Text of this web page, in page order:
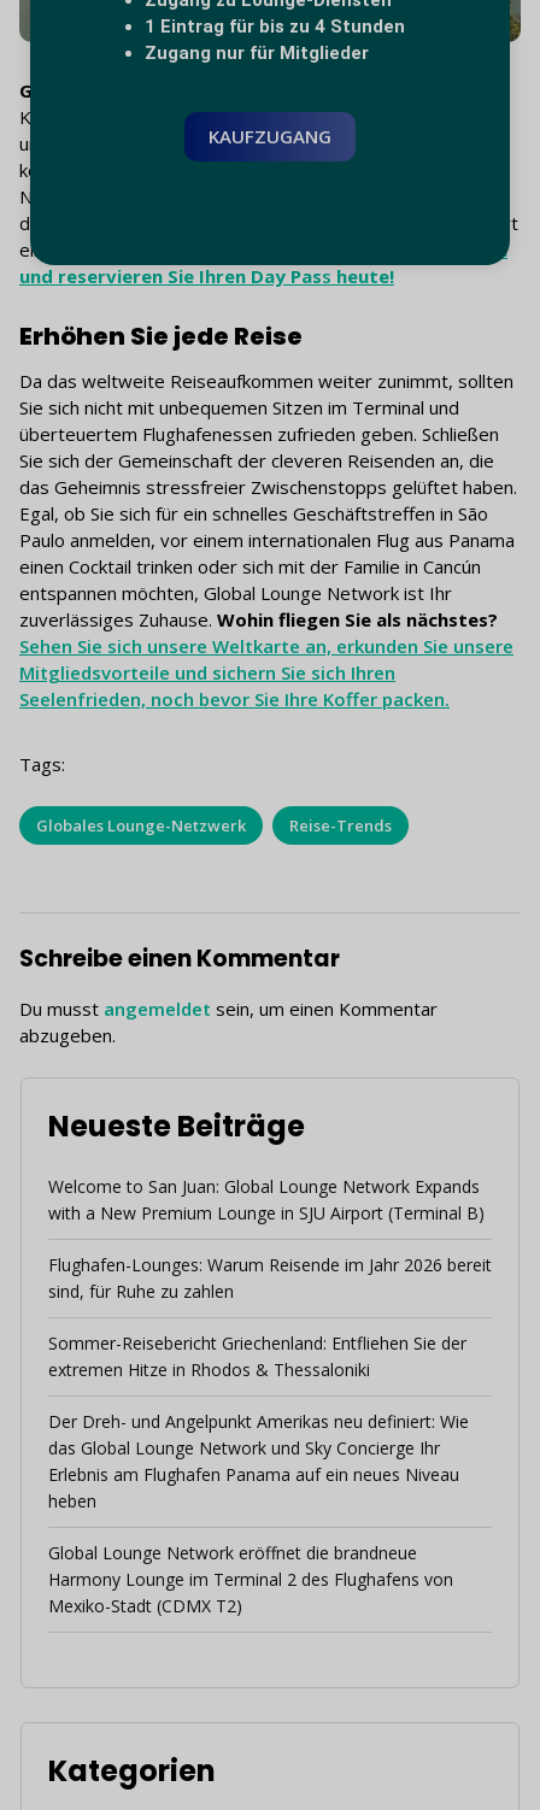
Global Lounge Network Tagespässe -
Kurzurlauber, Familien oder Reisende, die einen
unerwarteten, langen Zwischenstopp einlegen müssen. Sie
können ganz einfach eine Tageskarte zur einmaligen
Nutzung direkt über unsere Website erwerben, mit der Sie
den Fluglärm hinter sich lassen und in den Premium-Komfort
einsteigen können.
Suchen Sie Ihren nächsten Flughafen
und reservieren Sie Ihren Day Pass heute!
Erhöhen Sie jede Reise
Da das weltweite Reiseaufkommen weiter zunimmt, sollten
Sie sich nicht mit unbequemen Sitzen im Terminal und
überteuertem Flughafenessen zufrieden geben. Schließen
Sie sich der Gemeinschaft der cleveren Reisenden an, die
das Geheimnis stressfreier Zwischenstopps gelüftet haben.
Egal, ob Sie sich für ein schnelles Geschäftstreffen in São
Paulo anmelden, vor einem internationalen Flug aus Panama
einen Cocktail trinken oder sich mit der Familie in Cancún
entspannen möchten, Global Lounge Network ist Ihr
zuverlässiges Zuhause. Wohin fliegen Sie als nächstes?
Sehen Sie sich unsere Weltkarte an, erkunden Sie unsere
Mitgliedsvorteile und sichern Sie sich Ihren
Seelenfrieden, noch bevor Sie Ihre Koffer packen.
Tags:
Globales Lounge-Netzwerk Reise-Trends
Schreibe einen Kommentar
Du musst angemeldet sein, um einen Kommentar
abzugeben.
Neueste Beiträge
Welcome to San Juan: Global Lounge Network Expands
with a New Premium Lounge in SJU Airport (Terminal B)
Flughafen-Lounges: Warum Reisende im Jahr 2026 bereit
sind, für Ruhe zu zahlen
Sommer-Reisebericht Griechenland: Entfliehen Sie der
extremen Hitze in Rhodos & Thessaloniki
Der Dreh- und Angelpunkt Amerikas neu definiert: Wie
das Global Lounge Network und Sky Concierge Ihr
Erlebnis am Flughafen Panama auf ein neues Niveau
heben
Global Lounge Network eröffnet die brandneue
Harmony Lounge im Terminal 2 des Flughafens von
Mexiko-Stadt (CDMX T2)
Kategorien
1 Eintrag für bis zu 4 Stunden
Zugang nur für Mitglieder
KAUFZUGANG